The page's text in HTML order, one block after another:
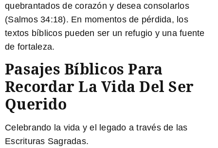
quebrantados de corazón y desea consolarlos
(Salmos 34:18). En momentos de pérdida, los
textos bíblicos pueden ser un refugio y una fuente
de fortaleza.
Pasajes Bíblicos Para
Recordar La Vida Del Ser
Querido
Celebrando la vida y el legado a través de las
Escrituras Sagradas.